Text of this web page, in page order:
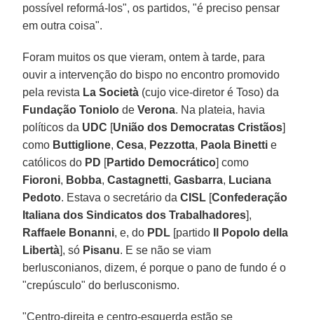
possível reformá-los", os partidos, "é preciso pensar
em outra coisa".
Foram muitos os que vieram, ontem à tarde, para
ouvir a intervenção do bispo no encontro promovido
pela revista La Società (cujo vice-diretor é Toso) da
Fundação Toniolo deVerona. Na plateia, havia
políticos da UDC [União dos Democratas Cristãos]
como Buttiglione,Cesa, Pezzotta, Paola Binetti e
católicos do PD [Partido Democrático] como
Fioroni, Bobba,Castagnetti,Gasbarra, Luciana
Pedoto. Estava o secretário daCISL [Confederação
Italiana dos Sindicatos dos Trabalhadores],
Raffaele Bonanni, e, do PDL [partido Il Popolo della
Libertà], só Pisanu. E se não se viam
berlusconianos, dizem, é porque o pano de fundo é o
"crepúsculo" do berlusconismo.
"Centro-direita e centro-esquerda estão se